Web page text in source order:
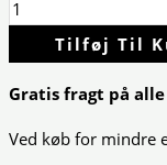
Tilføj Til
Gratis fragt på
Ved køb for mindre